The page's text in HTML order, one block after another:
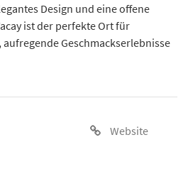
Design und eine offene
ist der perfekte Ort für
Geschmackserlebnisse
Website